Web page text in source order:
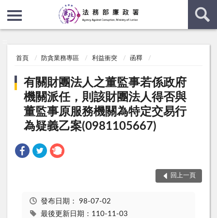
首頁 防貪業務專區 利益衝突 函釋
有關財團法人之董監事若係政府
機關派任，則該財團法人得否與
董監事原服務機關為特定交易行
為疑義乙案(0981105667)
回上一頁
發布日期： 98-07-02
最後更新日期：110-11-03